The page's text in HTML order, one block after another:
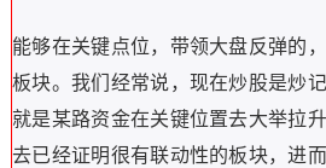
能够在关键点位，带领大盘反弹的
板块。我们经常说，现在炒股是炒
就是某路资金在关键位置去大举拉
去已经证明很有联动性的板块，进